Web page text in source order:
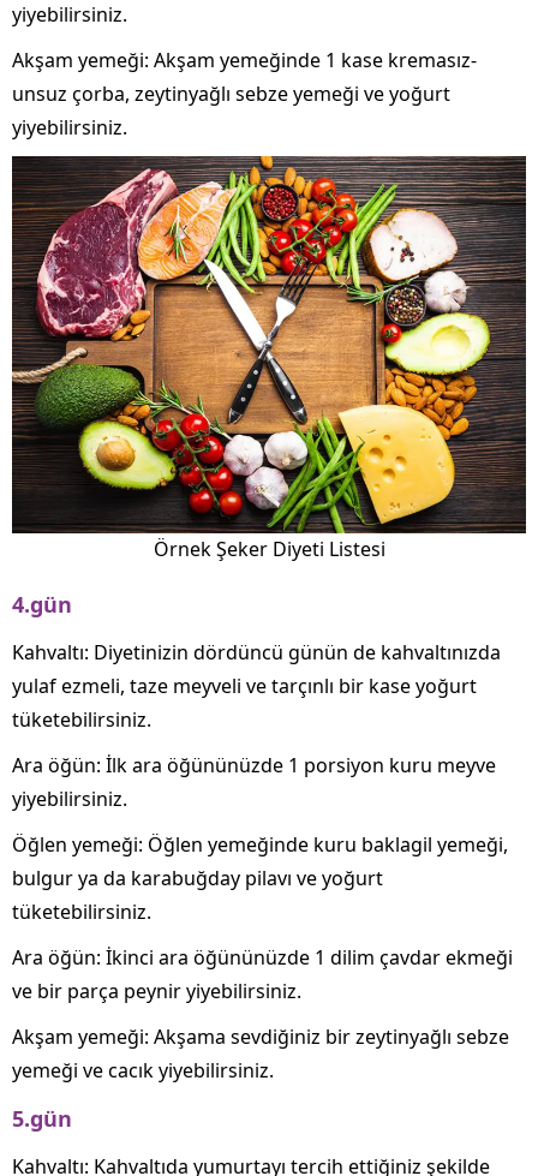
yiyebilirsiniz.
Akşam yemeği: Akşam yemeğinde 1 kase kremasız-
unsuz çorba, zeytinyağlı sebze yemeği ve yoğurt
yiyebilirsiniz.
Örnek Şeker Diyeti Listesi
4.gün
Kahvaltı: Diyetinizin dördüncü günün de kahvaltınızda
yulaf ezmeli, taze meyveli ve tarçınlı bir kase yoğurt
tüketebilirsiniz.
Ara öğün: İlk ara öğününüzde 1 porsiyon kuru meyve
yiyebilirsiniz.
Öğlen yemeği: Öğlen yemeğinde kuru baklagil yemeği,
bulgur ya da karabuğday pilavı ve yoğurt
tüketebilirsiniz.
Ara öğün: İkinci ara öğününüzde 1 dilim çavdar ekmeği
ve bir parça peynir yiyebilirsiniz.
Akşam yemeği: Akşama sevdiğiniz bir zeytinyağlı sebze
yemeği ve cacık yiyebilirsiniz.
5.gün
Kahvaltı: Kahvaltıda yumurtayı tercih ettiğiniz şekilde